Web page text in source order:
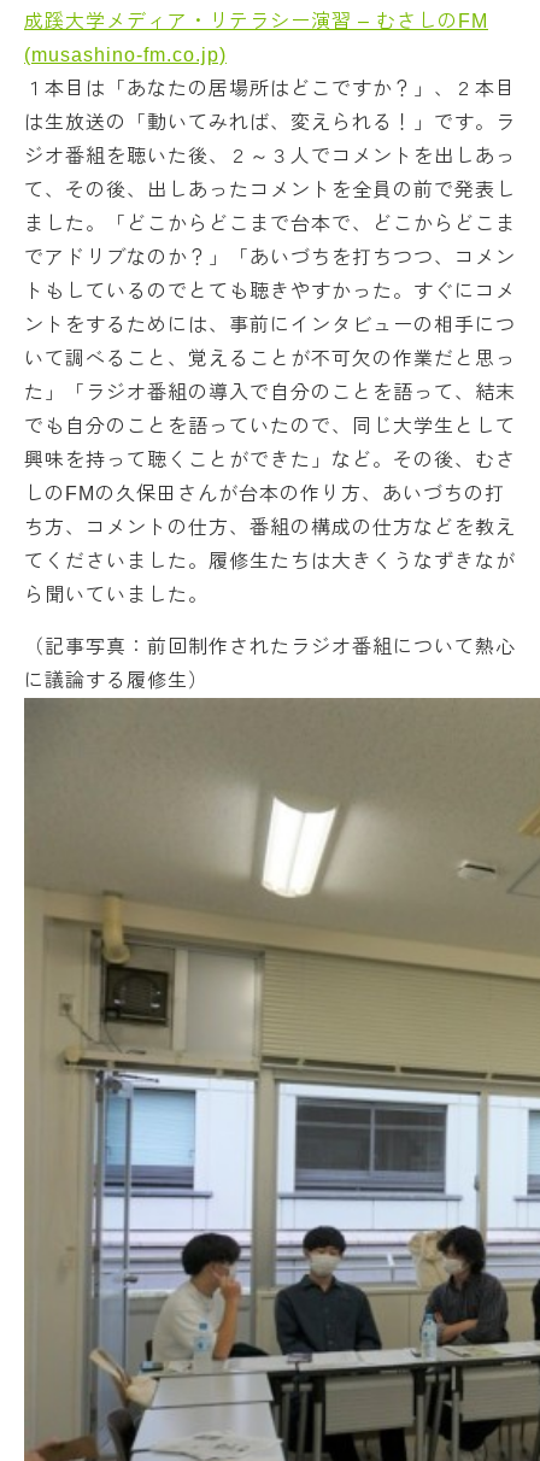
成蹊大学メディア・リテラシー演習 – むさしのFM
(musashino-fm.co.jp)
１本目は「あなたの居場所はどこですか？」、２本目
は生放送の「動いてみれば、変えられる！」です。ラ
ジオ番組を聴いた後、２～３人でコメントを出しあっ
て、その後、出しあったコメントを全員の前で発表し
ました。「どこからどこまで台本で、どこからどこま
でアドリブなのか？」「あいづちを打ちつつ、コメン
トもしているのでとても聴きやすかった。すぐにコメ
ントをするためには、事前にインタビューの相手につ
いて調べること、覚えることが不可欠の作業だと思っ
た」「ラジオ番組の導入で自分のことを語って、結末
でも自分のことを語っていたので、同じ大学生として
興味を持って聴くことができた」など。その後、むさ
しのFMの久保田さんが台本の作り方、あいづちの打
ち方、コメントの仕方、番組の構成の仕方などを教え
てくださいました。履修生たちは大きくうなずきなが
ら聞いていました。
（記事写真：前回制作されたラジオ番組について熱心
に議論する履修生）